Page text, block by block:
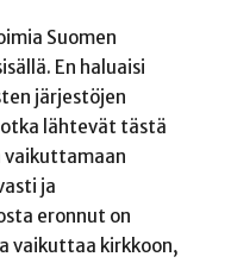
Suomen
En haluaisi
järjestöjen
lähtevät tästä
vaikuttamaan
ja
eronnut on
vaikuttaa kirkkoon,